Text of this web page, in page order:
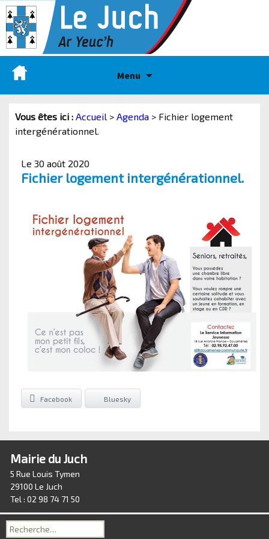
Menu
Vous êtes ici : Accueil > Agenda > Fichier logement
intergénérationnel.
Le 30 août 2020
Fichier logement intergénérationnel.
Facebook Bluesky
Mairie du Juch
5 Rue Louis Tymen
29100 Le Juch
Tel : 02 98 74 71 50
Recherche